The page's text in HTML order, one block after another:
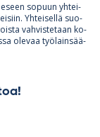
so­puun yh­tei­
Yh­tei­sellä suo­
vah­vis­te­taan ko­
ole­vaa työ­lain­sää­